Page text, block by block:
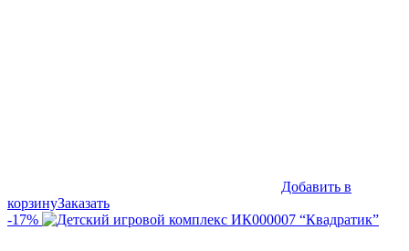
Добавить в
корзинуЗаказать
-17%